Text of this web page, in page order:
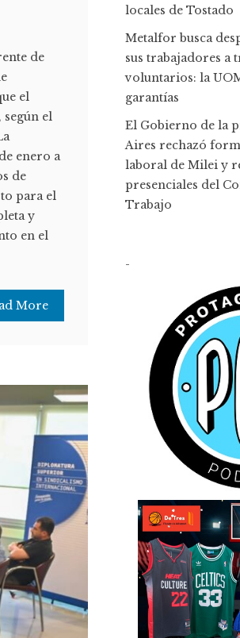
de
el
según el
enero a
de
para el
y
en el
More
locales de Tostado
Metalfor busca
sus trabajadores a
voluntarios: la
garantías
El Gobierno de la
Aires rechazó
laboral de Milei y
presenciales del
Trabajo
-